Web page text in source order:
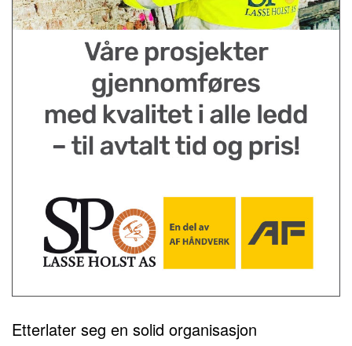
Etterlater seg en solid organisasjon